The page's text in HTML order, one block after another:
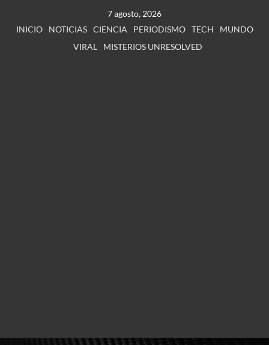
7 agosto, 2026
INICIO
NOTICIAS CIENCIA PERIODISMO TECH
MUNDO
VIRAL
MISTERIOS UNRESOLVED